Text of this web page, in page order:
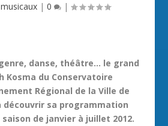
| 0 |
danse, théâtre… le grand
Kosma du Conservatoire
Régional de la Ville de
découvrir sa programmation
de janvier à juillet 2012.